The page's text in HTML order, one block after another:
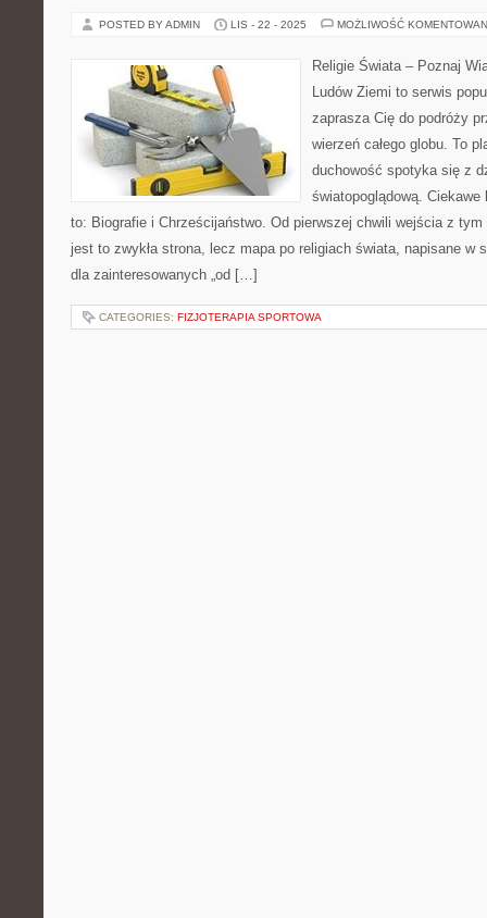
POSTED BY ADMIN LIS - 22 - 2025 MOŻLIWOŚĆ
Religie Świata – Poznaj
Ludów Ziemi to serwis
zaprasza Cię do podróży
wierzeń całego globu. To
duchowość spotyka się z
światopoglądową. Ciekawe
to: Biografie i Chrześcijaństwo. Od pierwszej chwili wejścia z
jest to zwykła strona, lecz mapa po religiach świata, napisane w
dla zainteresowanych „od […]
CATEGORIES: FIZJOTERAPIA SPORTOWA